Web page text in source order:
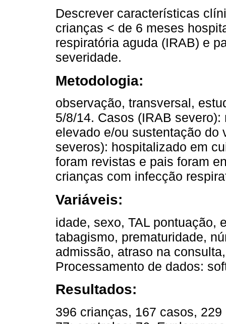
Descrever características
crianças < de 6 meses
respiratória aguda (IRAB) e
severidade.
Metodologia:
observação, transversal,
5/8/14. Casos (IRAB
elevado e/ou sustentação do
severos): hospitalizado em
foram revistas e pais foram
crianças com infecção
Variáveis:
idade, sexo, TAL pontuação,
tabagismo, prematuridade,
admissão, atraso na
Processamento de dados:
Resultados:
396 crianças, 167 casos,